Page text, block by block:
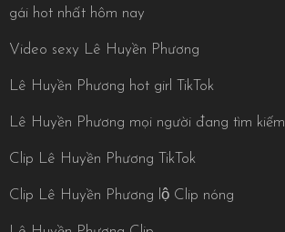
gái hot nhất hôm nay
Video sexy Lê Huyền Phương
Lê Huyền Phương hot girl TikTok
Lê Huyền Phương mọi người đang tìm kiếm
Clip Lê Huyền Phương TikTok
Clip Lê Huyền Phương lộ Clip nóng